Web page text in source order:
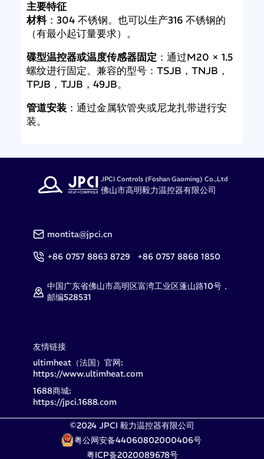
主要特征
材料：304 不锈钢。也可以生产316 不锈钢的
（有最小起订量要求）。
碟型温控器或温度传感器固定 ：通过M20 × 1.5
螺纹进行固定。兼容的型号：TSJB，TNJB，
TPJB，TJJB，49JB。
管道安装：通过金属软管夹或尼龙扎带进行安
装。
JPCI Controls (Foshan Gaoming) Co.,Ltd
佛山市高明毅力温控器有限公司
montita@jpci.cn
+86 0757 8863 8729 +86 0757 8868 1850
中国广东省佛山市高明区富湾工业区蓬山路10号，
邮编528531
友情链接
ultimheat（法国）官网:
https://www.ultimheat.com
1688商城:
https://jpci.1688.com
©2024 JPCI 毅力温控器有限公司
粤公网安备44060802000406号
粤ICP备2020089678号